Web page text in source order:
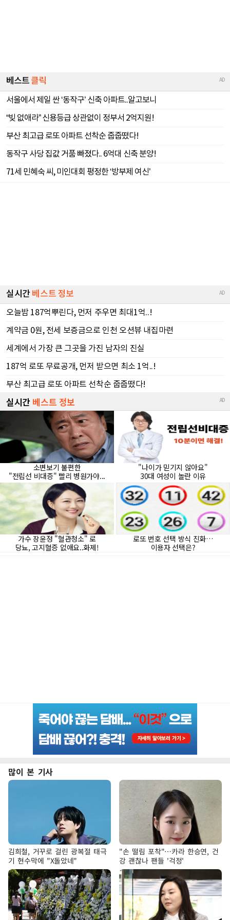
많이 본 기사
김희철, 거꾸로 걸린 광복절 태극
기 현수막에 "X돌았네"
"손 떨림 포착"…카라 한승연, 건
강 괜찮나 팬들 '걱정'